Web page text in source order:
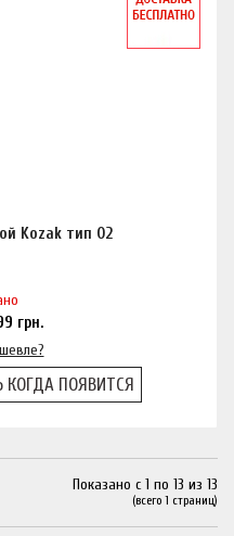
Kozak тип 02
грн.
КОГДА ПОЯВИТСЯ
Показано с 1 по 13 из 13
(всего 1 страниц)